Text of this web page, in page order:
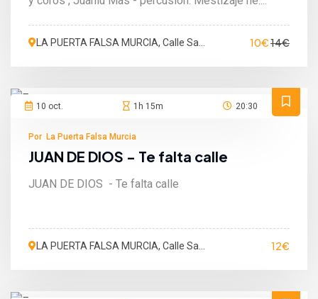
LA PUERTA FALSA MURCIA, Calle San
10€14€
10 oct. 1h 15m 20:30
Por La Puerta Falsa Murcia
JUAN DE DIOS - Te falta calle
JUAN DE DIOS - Te falta calle
LA PUERTA FALSA MURCIA, Calle San
12€